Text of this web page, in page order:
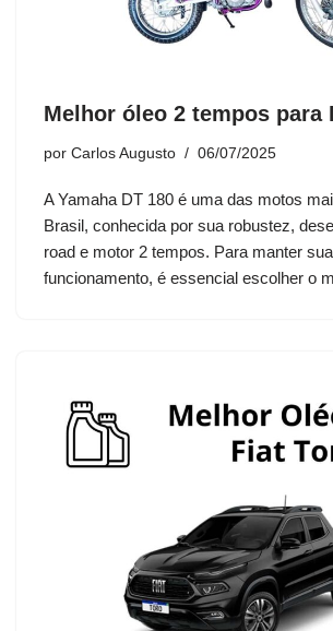
Melhor óleo 2 tempos para
por Carlos Augusto 06/07/2025
A Yamaha DT 180 é uma das motos
Brasil, conhecida por sua robustez,
road e motor 2 tempos. Para manter
funcionamento, é essencial escolher o